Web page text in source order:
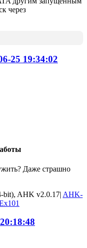
через
25 19:34:02
Даже страшно
bit), AHK v2.0.17| AHK-